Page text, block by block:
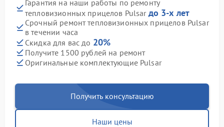
Гарантия на наши работы по ремонту
тепловизионных прицелов Pulsar до 3-х лет
Срочный ремонт тепловизионных прицелов Pulsar
в течении часа
Скидка для вас до 20%
Получите 1500 рублей на ремонт
Оригинальные комплектующие Pulsar
Получить консультацию
Наши цены